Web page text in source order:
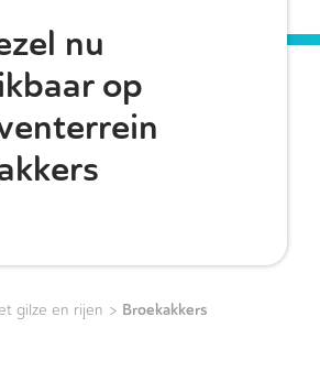
nu
op
gilze en rijen > Broekakkers